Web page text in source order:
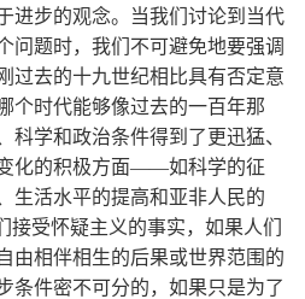
进步的观念。当我们讨论到当代
问题时，我们不可避免地要强调
过去的十九世纪相比具有否定意
个时代能够像过去的一百年那
科学和政治条件得到了更迅猛、
化的积极方面——如科学的征
生活水平的提高和亚非人民的
受怀疑主义的事实，如果人们
由相伴相生的后果或世界范围的
条件密不可分的，如果只是为了